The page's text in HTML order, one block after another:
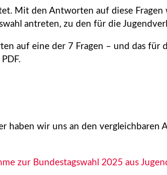
Mit den Antworten auf diese
antreten, zu den für die
auf eine der 7 Fragen – und das für
haben wir uns an den
zur Bundestagswahl 2025 aus